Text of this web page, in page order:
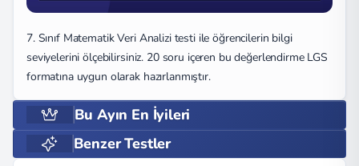
7. Sınıf Matematik Veri Analizi testi ile öğrencilerin bilgi
seviyelerini ölçebilirsiniz. 20 soru içeren bu değerlendirme LGS
formatına uygun olarak hazırlanmıştır.
Bu Ayın En İyileri
Benzer Testler